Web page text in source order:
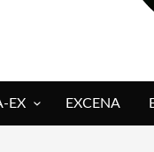
JOFRE BARDAGÍ EN
EX EXCENA